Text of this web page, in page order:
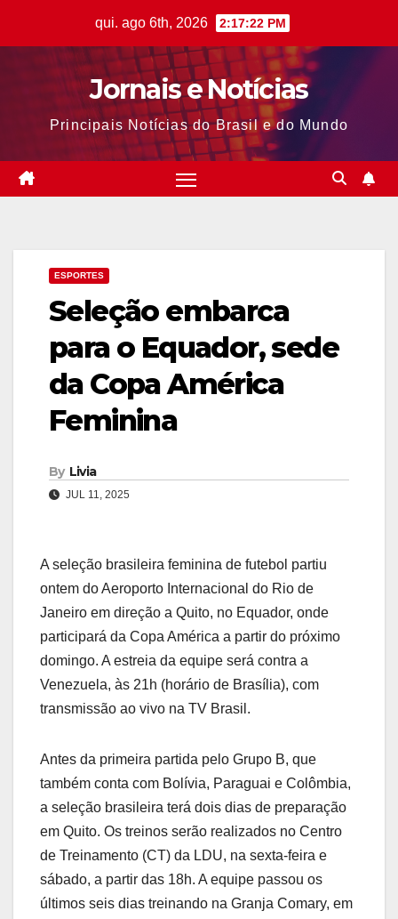
qui. ago 6th, 2026 2:17:23 PM
Jornais e Notícias
Principais Notícias do Brasil e do Mundo
ESPORTES
Seleção embarca
para o Equador, sede
da Copa América
Feminina
By Livia
JUL 11, 2025
A seleção brasileira feminina de futebol partiu
ontem do Aeroporto Internacional do Rio de
Janeiro em direção a Quito, no Equador, onde
participará da Copa América a partir do próximo
domingo. A estreia da equipe será contra a
Venezuela, às 21h (horário de Brasília), com
transmissão ao vivo na TV Brasil.
Antes da primeira partida pelo Grupo B, que
também conta com Bolívia, Paraguai e Colômbia,
a seleção brasileira terá dois dias de preparação
em Quito. Os treinos serão realizados no Centro
de Treinamento (CT) da LDU, na sexta-feira e
sábado, a partir das 18h. A equipe passou os
últimos seis dias treinando na Granja Comary, em